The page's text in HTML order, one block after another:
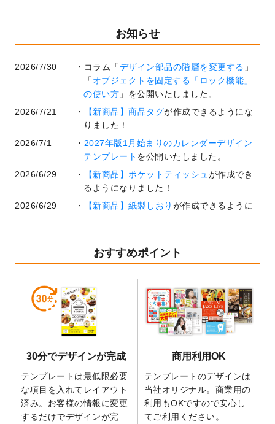
お知らせ
2026/7/30 コラム「デザイン部品の階層を変更する 」
「 オブジェクトを固定する「ロック機能」
の使い方 」を公開いたしました。
2026/7/21
【新商品】商品タグが作成できるようにな
りました！
2026/7/1
2027年版1月始まりのカレンダーデザイン
テンプレート を公開いたしました。
2026/6/29
【新商品】ポケットティッシュが作成でき
るようになりました！
2026/6/29
【新商品】紙製しおり が作成できるように
業効率を上げる便利な操作方法3選！
開いたしました。
暑中見舞いのデザインテンプレート
しました。
2026/5/28
【新商品】マグネットステッカーが作成で
きるようになりました！
の全4ステップを解説！」を公開いたしまし
た。
2026/4/23
コラム「 画像の配置・差し替え・トリミン
グ」「テンプレート間でパーツを流用する
方法」を公開いたしました。
おすすめポイント
30分でデザインが完成
テンプレートは最低限必要
な項目を入れてレイアウト
済み。お客様の情報に変更
するだけでデザインが完
商用利用OK
テンプレートのデザインは
当社オリジナル。商業用の
利用もOKですので安心し
てご利用ください。